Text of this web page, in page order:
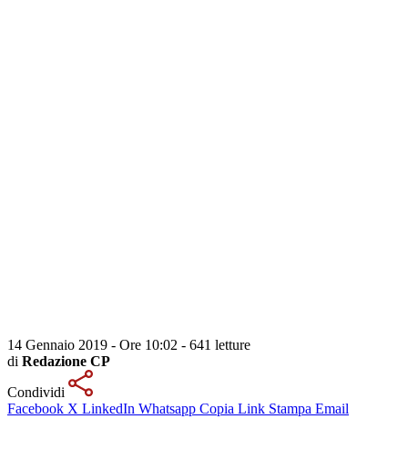
14 Gennaio 2019 - Ore 10:02 - 641 letture
di Redazione CP
Condividi
Facebook X LinkedIn Whatsapp Copia Link Stampa Email